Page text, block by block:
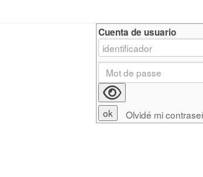
Cuenta de usuario
Olvidé mi